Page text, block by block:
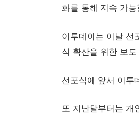
화를 통해 지속 가
이투데이는 이날 선
식 확산을 위한 보
선포식에 앞서 이투
또 지난달부터는 개